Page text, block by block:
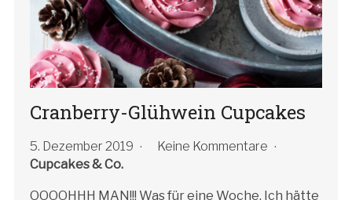
Cranberry-Glühwein Cupcakes
5. Dezember 2019
Keine Kommentare
Cupcakes & Co.
OOOOHHH MAN!!! Was für eine Woche. Ich hätte